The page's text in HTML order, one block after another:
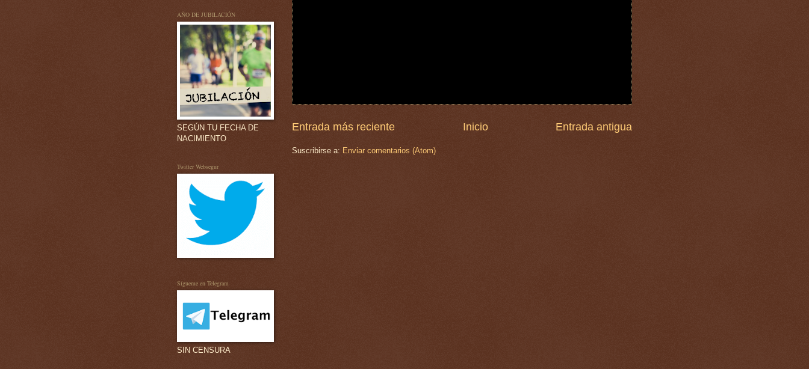
Entrada más reciente Entrada antigua
Inicio
Suscribirse a: Enviar comentarios (Atom)
AÑO DE JUBILACIÓN
SEGÚN TU FECHA DE
NACIMIENTO
Twitter Websegur
Sígueme en Telegram
SIN CENSURA